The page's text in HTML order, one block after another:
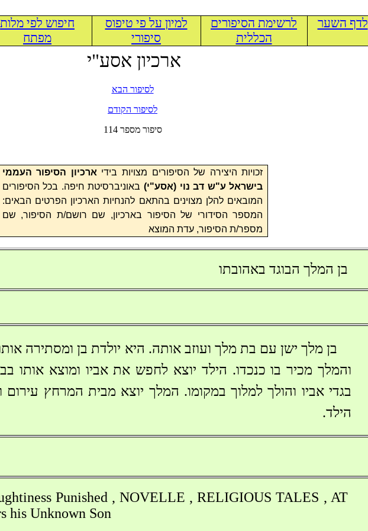
לדף השער
לרשימת הסיפורים
הכללית
למיון על פי טיפוס
סיפורי
חיפוש לפי מלות
מפתח
ארכיון אסע"י
לסיפור הבא
לסיפור הקודם
114 סיפור מספר
זכויות היצירה של הסיפורים מצויות בידי ארכיון הסיפור העממי
בישראל ע"ש דב נוי (אסע"י) באוניברסיטת חיפה. בכל הסיפורים
המובאים להלן מצוינים בהתאם להנחיות הארכיון הפרטים הבאים:
המספר הסידורי של הסיפור בארכיון, שם רושם/ת הסיפור, שם
מספר/ת הסיפור, עדת המוצא
בן המלך הבוגד באהובתו
בן מלך ישן עם בת מלך ועוזב אותה. היא יולדת בן ומסתירה
והמלך מכיר בו כנכדו. הילד יוצא לחפש את אביו ומוצא אותו
בגדי אביו והולך למלוך במקומו. המלך יוצא מבית המרחץ
הילד.
Punished , NOVELLE , RELIGIOUS TALES , AT
his Unknown Son